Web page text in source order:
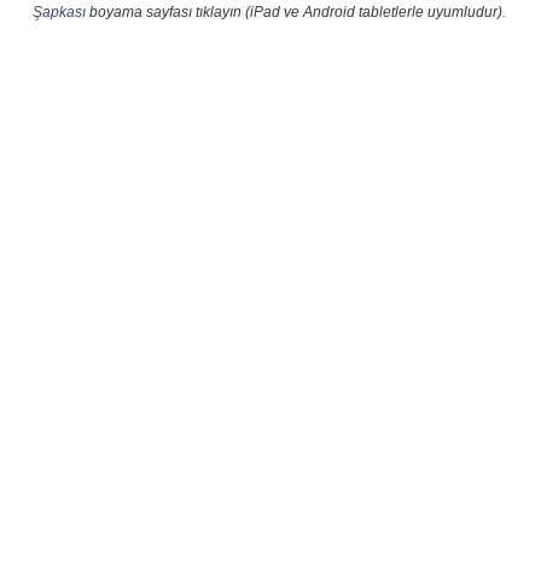
Şapkasıboyama sayfası tıklayın (iPad ve Android tabletlerle uyumludur).